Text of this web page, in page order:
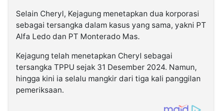
Selain Cheryl, Kejagung menetapkan dua korporasi
sebagai tersangka dalam kasus yang sama, yakni PT
Alfa Ledo dan PT Monterado Mas.
Kejagung telah menetapkan Cheryl sebagai
tersangka TPPU sejak 31 Desember 2024. Namun,
hingga kini ia selalu mangkir dari tiga kali panggilan
pemeriksaan.